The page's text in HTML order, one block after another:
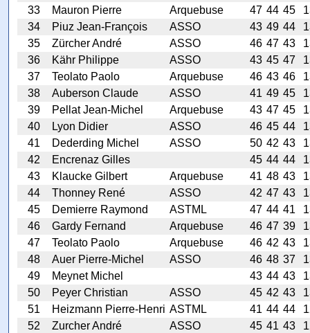
33
Mauron Pierre Arquebuse 47 44 45
34
Piuz Jean-François ASSO 43 49 44
35
Zürcher André ASSO 46 47 43
36
Kähr Philippe ASSO 43 45 47
37
Teolato Paolo Arquebuse 46 43 46
38
Auberson Claude ASSO 41 49 45
39
Pellat Jean-Michel Arquebuse 43 47 45
40
Lyon Didier ASSO 46 45 44
41
Dederding Michel ASSO 50 42 43
42
Encrenaz Gilles 45 44 44
43
Klaucke Gilbert Arquebuse 41 48 43
44
Thonney René ASSO 42 47 43
45
Demierre Raymond ASTML 47 44 41
46
Gardy Fernand Arquebuse 46 47 39
47
Teolato Paolo Arquebuse 46 42 43
48
Auer Pierre-Michel ASSO 46 48 37
49
Meynet Michel 43 44 43
50
Peyer Christian ASSO 45 42 43
51
Heizmann Pierre-Henri ASTML 41 44 44
52
Zurcher André ASSO 45 41 43